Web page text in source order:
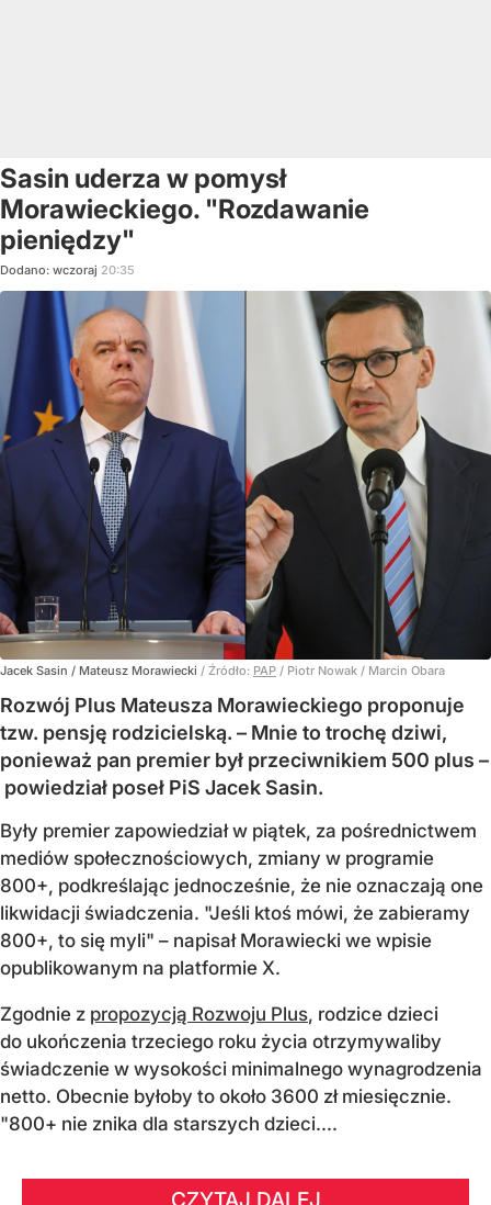
Sasin uderza w pomysł
Morawieckiego. "Rozdawanie
pieniędzy"
Dodano: wczoraj 20:35
Jacek Sasin / Mateusz Morawiecki / Źródło: PAP / Piotr Nowak / Marcin Obara
Rozwój Plus Mateusza Morawieckiego proponuje
tzw. pensję rodzicielską. – Mnie to trochę dziwi,
ponieważ pan premier był przeciwnikiem 500 plus –
powiedział poseł PiS Jacek Sasin.
Były premier zapowiedział w piątek, za pośrednictwem
mediów społecznościowych, zmiany w programie
800+, podkreślając jednocześnie, że nie oznaczają one
likwidacji świadczenia. "Jeśli ktoś mówi, że zabieramy
800+, to się myli" – napisał Morawiecki we wpisie
opublikowanym na platformie X.
Zgodnie z propozycją Rozwoju Plus, rodzice dzieci
do ukończenia trzeciego roku życia otrzymywaliby
świadczenie w wysokości minimalnego wynagrodzenia
netto. Obecnie byłoby to około 3600 zł miesięcznie.
"800+ nie znika dla starszych dzieci....